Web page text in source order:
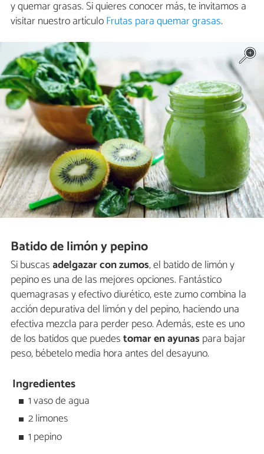
y quemar grasas. Si quieres conocer más, te invitamos a
visitar nuestro artículoFrutas para quemar grasas.
Batido de limón y pepino
Si buscasadelgazar con zumos, el batido de limón y
pepino es una de las mejores opciones. Fantástico
quemagrasas y efectivo diurético, este zumo combina la
acción depurativa del limón y del pepino, haciendo una
efectiva mezcla para perder peso. Además, este es uno
de los batidos que puedestomar en ayunas para bajar
peso, bébetelo media hora antes del desayuno.
Ingredientes
1 vaso de agua
2 limones
1 pepino